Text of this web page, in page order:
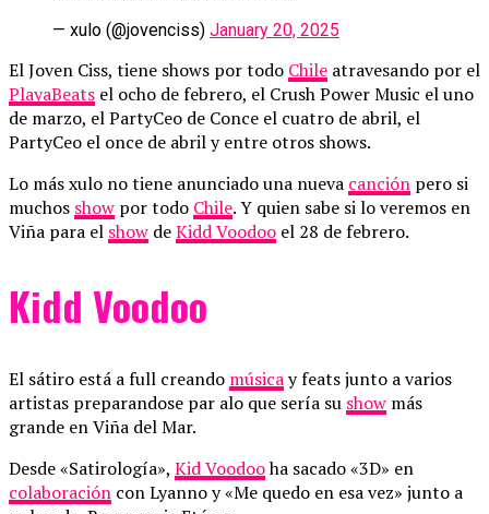
— xulo (@jovenciss) January 20, 2025
El Joven Ciss, tiene shows por todo Chile atravesando por el
PlayaBeats el ocho de febrero, el Crush Power Music el uno
de marzo, el PartyCeo de Conce el cuatro de abril, el
PartyCeo el once de abril y entre otros shows.
Lo más xulo no tiene anunciado una nueva canción pero si
muchos show por todo Chile. Y quien sabe si lo veremos en
Viña para el show deKidd Voodoo el 28 de febrero.
Kidd Voodoo
El sátiro está a full creando músicay feats junto a varios
artistas preparandose par alo que sería su show más
grande en Viña del Mar.
Desde «Satirología», Kid Voodooha sacado «3D» en
colaboración con Lyanno y «Me quedo en esa vez» junto a